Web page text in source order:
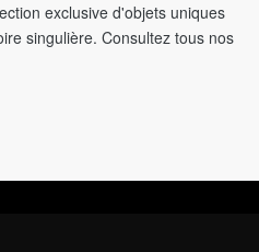
exclusive d'objets uniques
singulière. Consultez tous nos